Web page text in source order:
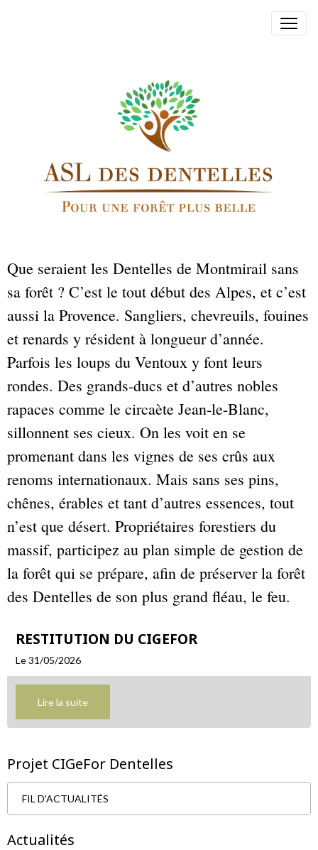
Que seraient les Dentelles de Montmirail sans
sa forêt ? C’est le tout début des Alpes, et c’est
aussi la Provence. Sangliers, chevreuils, fouines
et renards y résident à longueur d’année.
Parfois les loups du Ventoux y font leurs
rondes. Des grands-ducs et d’autres nobles
rapaces comme le circaète Jean-le-Blanc,
sillonnent ses cieux. On les voit en se
promenant dans les vignes de ses crûs aux
renoms internationaux. Mais sans ses pins,
chênes, érables et tant d’autres essences, tout
n’est que désert. Propriétaires forestiers du
massif, participez au plan simple de gestion de
la forêt qui se prépare, afin de préserver la forêt
des Dentelles de son plus grand fléau, le feu.
RESTITUTION DU CIGEFOR
Le 31/05/2026
Lire la suite
Projet CIGeFor Dentelles
FIL D'ACTUALITÉS
Actualités